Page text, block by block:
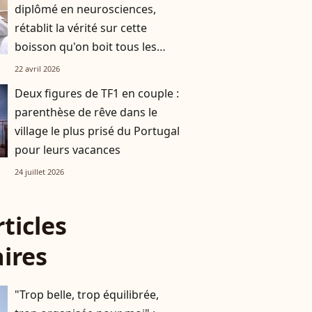
diplômé en neurosciences,
rétablit la vérité sur cette
boisson qu'on boit tous les
jours
22 avril 2026
Deux figures de TF1 en couple :
parenthèse de rêve dans le
village le plus prisé du Portugal
pour leurs vacances
24 juillet 2026
"Trop belle, trop équilibrée,